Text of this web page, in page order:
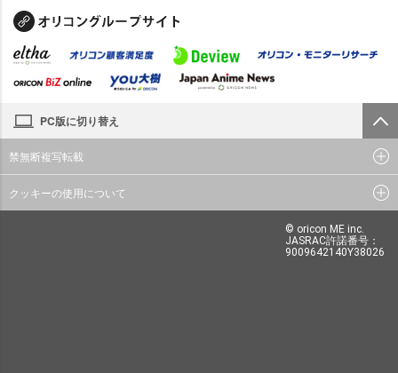
PC版に切り替え
禁無断複写転載
クッキーの使用について
© oricon ME inc.
JASRAC許諾番号：
9009642140Y38026